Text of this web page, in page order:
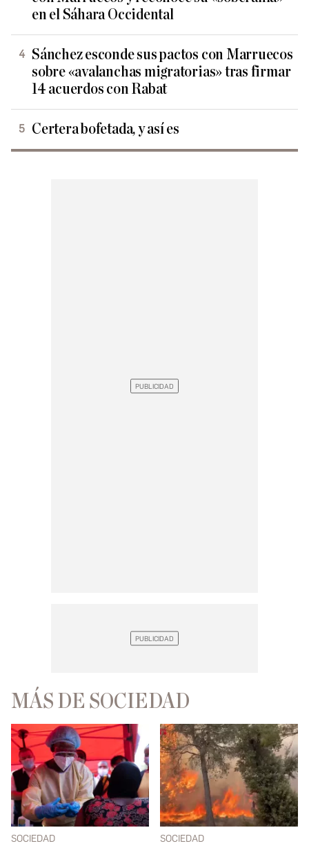
en el Sáhara Occidental
Sánchez esconde sus pactos con Marruecos
sobre «avalanchas migratorias» tras firmar
14 acuerdos con Rabat
Certera bofetada, y así es
MÁS DE SOCIEDAD
SOCIEDAD SOCIEDAD